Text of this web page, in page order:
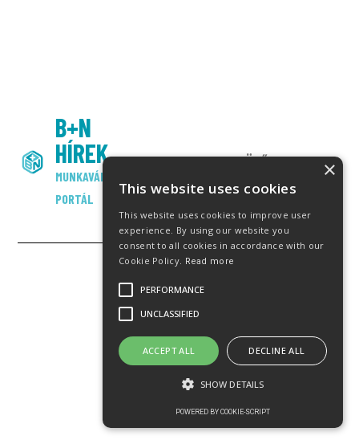
B+N
HÍREK
MUNKAVÁLLALÓI
PORTÁL
JÖVŐT ADUNK ×
This website uses cookies
This website uses cookies to improve user
experience. By using our website you
consent to all cookies in accordance with our
Cookie Policy. Read more
PERFORMANCE
UNCLASSIFIED
ACCEPT ALL DECLINE ALL
SHOW DETAILS
POWERED BY COOKIE-SCRIPT